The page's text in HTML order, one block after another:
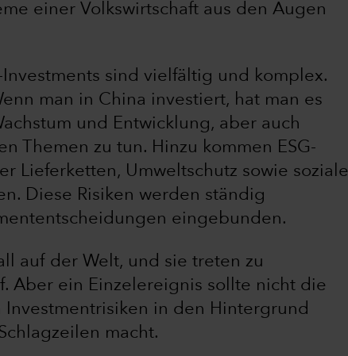
einer Volkswirtschaft aus den Augen
sind vielfältig und komplex.
man in China investiert, hat man es
und Entwicklung, aber auch
Themen zu tun. Hinzu kommen ESG-
Lieferketten, Umweltschutz sowie soziale
Diese Risiken werden ständig
eingebunden.
auf der Welt, und sie treten zu
Aber ein Einzelereignis sollte nicht die
in den Hintergrund
macht.